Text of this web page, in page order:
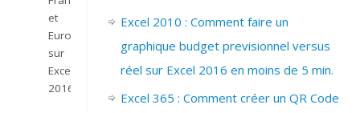
et
Europe
sur
Excel
2016.
Excel 2010 : Comment faire un
graphique budget previsionnel versus
réel sur Excel 2016 en moins de 5 min.
Excel 365 : Comment créer un QR Code